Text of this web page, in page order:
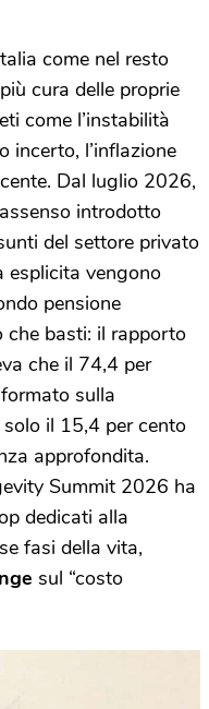
come nel resto
cura delle proprie
come l’instabilità
incerto, l’inflazione
Dal luglio 2026,
introdotto
del settore privato
esplicita vengono
pensione
che basti: il rapporto
che il 74,4 per
sulla
il 15,4 per cento
approfondita.
Summit 2026 ha
dedicati alla
fasi della vita,
sul “costo